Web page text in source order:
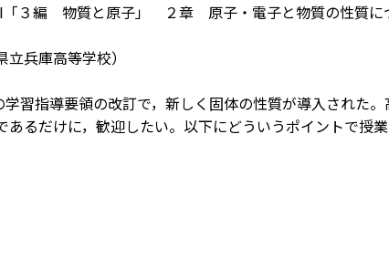
３編 物質と原子」 ２章 原子・電子と物質の性質に
兵庫高等学校）
習指導要領の改訂で，新しく固体の性質が導入された
あるだけに，歓迎したい。以下にどういうポイントで授